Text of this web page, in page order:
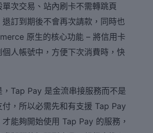
次交易、站內刷卡不需轉跳頁
訂到期後不會再次請款，同時也
原生的核心功能 – 將信用卡
人帳號中，方便下次消費時，快
，Tap Pay 是金流串接服務而不是
付，所以必需先和有支援 Tap Pay
能夠開始使用 Tap Pay 的服務，